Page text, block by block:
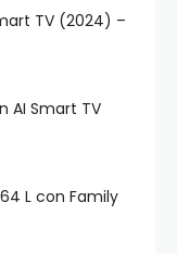
TV (2024) –
AI Smart TV
L con Family